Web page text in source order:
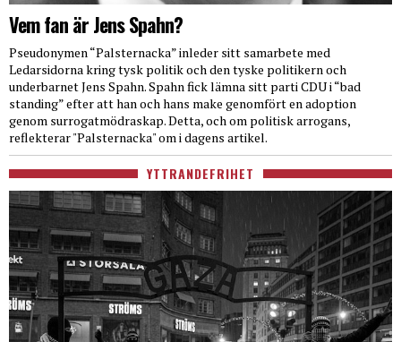
Vem fan är Jens Spahn?
Pseudonymen “Palsternacka” inleder sitt samarbete med
Ledarsidorna kring tysk politik och den tyske politikern och
underbarnet Jens Spahn. Spahn fick lämna sitt parti CDU i “bad
standing” efter att han och hans make genomfört en adoption
genom surrogatmödraskap. Detta, och om politisk arrogans,
reflekterar "Palsternacka" om i dagens artikel.
YTTRANDEFRIHET